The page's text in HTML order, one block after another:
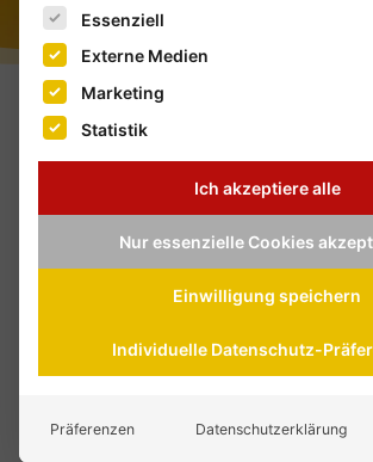
Champions setzen auf
Viele Marktführer vertrauen seit 2008
Es folgt eine Liste der Service-
Essenziell
Externe Medien
Marketing
Statistik
Ich akzeptiere alle
Nur essenzielle Cookies
Einwilligung speichern
Individuelle Datenschutz-
Präferenzen Datenschutzerklärung